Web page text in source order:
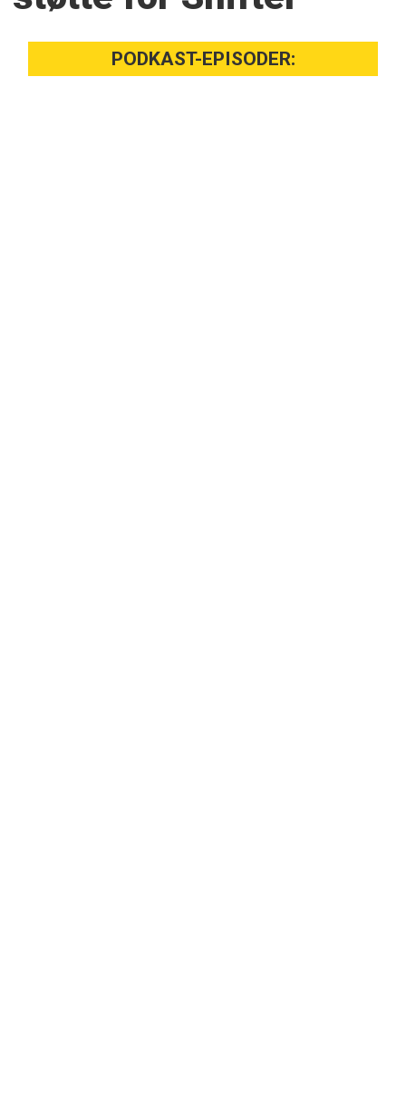
PODKAST-EPISODER: